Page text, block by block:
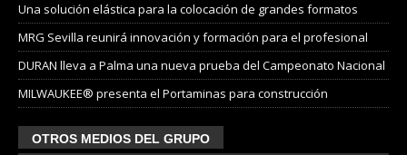
Una solución elástica para la colocación de grandes formatos
MRG Sevilla reunirá innovación y formación para el profesional
DURAN lleva a Palma una nueva prueba del Campeonato Nacional
MILWAUKEE® presenta el Portaminas para construcción
OTROS MEDIOS DEL GRUPO